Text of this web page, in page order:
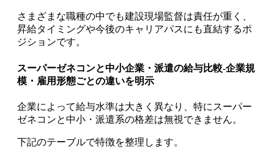
さまざまな職種の中でも建設現場監督は責任が重く、
昇給タイミングや今後のキャリアパスにも直結するポ
ジションです。
スーパーゼネコンと中小企業・派遣の給与比較-企業規
模・雇用形態ごとの違いを明示
企業によって給与水準は大きく異なり、特にスーパー
ゼネコンと中小・派遣系の格差は無視できません。
下記のテーブルで特徴を整理します。